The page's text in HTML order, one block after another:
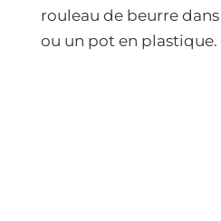
rouleau de beurre
ou un pot en plastique.